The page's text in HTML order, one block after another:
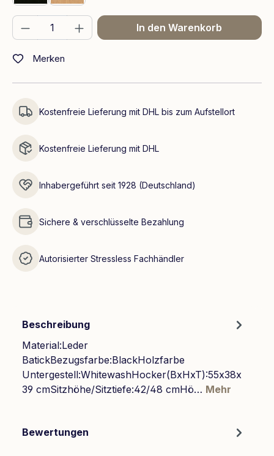
Produkt Anzahl: Gib den gewünschten
In den Warenkorb
Merken
Kostenfreie Lieferung mit DHL bis zum Aufstellort
Kostenfreie Lieferung mit DHL
Inhabergeführt seit 1928 (Deutschland)
Sichere & verschlüsselte Bezahlung
Autorisierter Stressless Fachhändler
Beschreibung
Material:Leder
BatickBezugsfarbe:BlackHolzfarbe
Untergestell:WhitewashHocker(BxHxT):55x38x
39 cmSitzhöhe/Sitztiefe:42/48 cmHö… Mehr
Bewertungen